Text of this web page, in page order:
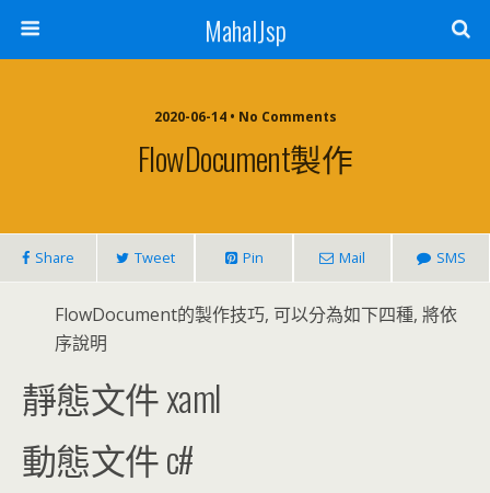
MahalJsp
2020-06-14 • No Comments
FlowDocument製作
Share Tweet Pin Mail SMS
FlowDocument的製作技巧, 可以分為如下四種, 將依
序說明
靜態文件 xaml
動態文件 c#